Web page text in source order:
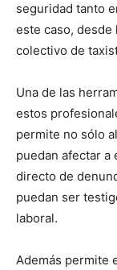
seguridad tanto
este caso, desde
colectivo de
Una de las
estos
permite no sólo
puedan afectar a
directo de
puedan ser
laboral.
Además permite